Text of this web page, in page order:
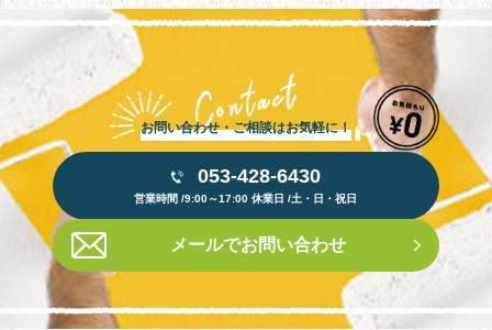
お問い合わせ・ご相談はお気軽に！
053-428-6430
営業時間 /9:00～17:00 休業日 /土・日・祝日
メールでお問い合わせ